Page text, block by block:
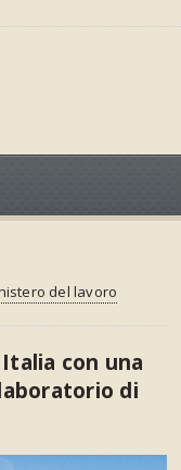
del lavoro
con una
di